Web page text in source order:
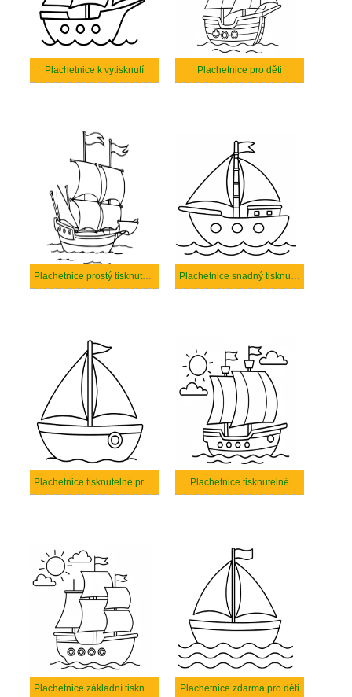
Plachetnice k vytisknutí Plachetnice pro děti
Plachetnice prostý tisknutelné Plachetnice snadný tisknutelné
Plachetnice tisknutelné pro děti Plachetnice tisknutelné
Plachetnice základní tisknutelné Plachetnice zdarma pro děti